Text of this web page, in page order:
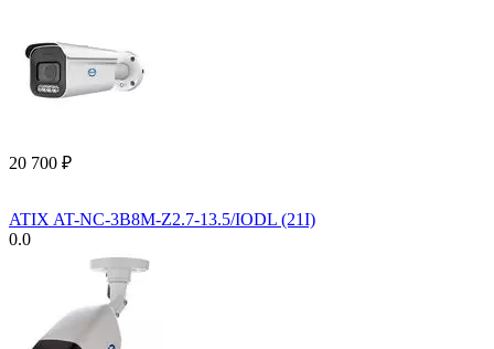
20 700 ₽
ATIX AT-NC-3B8M-Z2.7-13.5/IODL (21I)
0.0